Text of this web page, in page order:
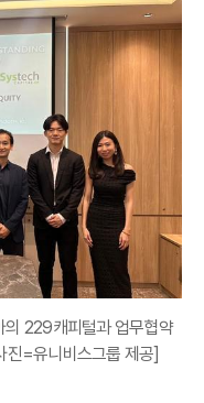
의 229캐피털과 업무협약
=유니비스그룹 제공]